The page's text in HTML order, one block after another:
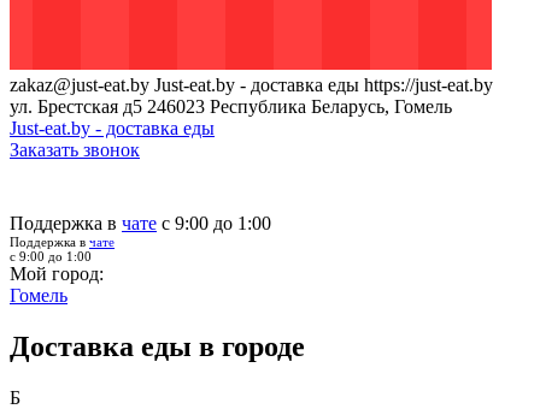
zakaz@just-eat.by Just-eat.by - доставка еды https://just-eat.by
ул. Брестская д5 246023 Республика Беларусь, Гомель
Just-eat.by - доставка еды
Заказать звонок
Поддержка в чате с 9:00 до 1:00
Поддержка в чате
с 9:00 до 1:00
Мой город:
Гомель
Доставка еды в городе
Б